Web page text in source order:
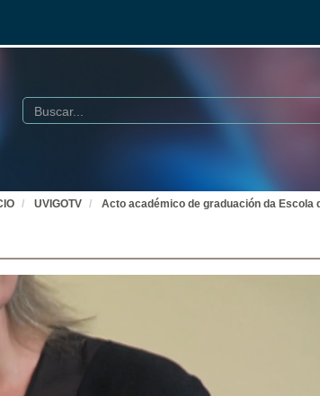
Buscar
UVIGOTV Acto académico de graduación da Escola